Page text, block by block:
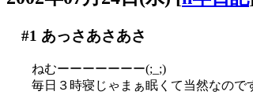
#1 あっさあさあさ
ねむーーーーーーー(;_;)
毎日３時寝じゃまぁ眠くて当然なので